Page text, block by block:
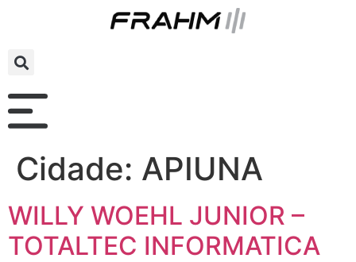
Cidade: APIUNA
WILLY WOEHL JUNIOR –
TOTALTEC INFORMATICA